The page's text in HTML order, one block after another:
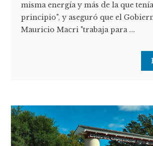
misma energía y más de la que
principio", y aseguró que el
Mauricio Macri "trabaja para ...